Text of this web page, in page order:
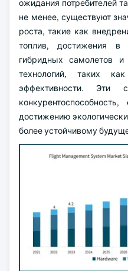
ожидания потребителей
не менее, существуют
роста, такие как
топлив, достижения в
гибридных самолетов и
технологий, таких
эффективности. Эти
достижению
более устойчивому